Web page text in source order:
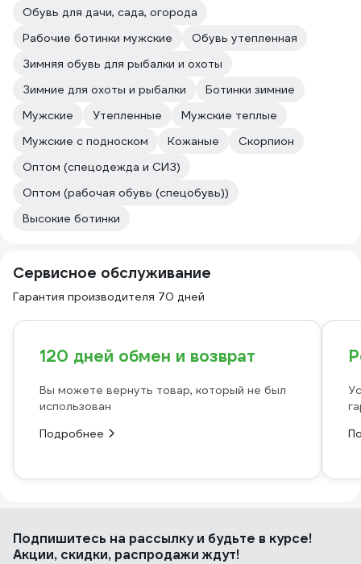
Обувь для дачи, сада, огорода
Рабочие ботинки мужские
Обувь утепленная
Зимняя обувь для рыбалки и охоты
Зимние для охоты и рыбалки
Ботинки зимние
Мужские
Утепленные
Мужские теплые
Мужские с подноском
Кожаные
Скорпион
Оптом (спецодежда и СИЗ)
Оптом (рабочая обувь (спецобувь))
Высокие ботинки
Сервисное обслуживание
Гарантия производителя 70 дней
120 дней обмен и возврат
Вы можете вернуть товар, который не был
использован
Подробнее
Подпишитесь на рассылкуи будьте в курсе!
Акции, скидки, распродажи ждут!